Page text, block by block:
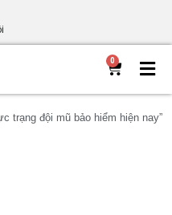
0
trạng đội mũ bảo hiểm hiện nay”